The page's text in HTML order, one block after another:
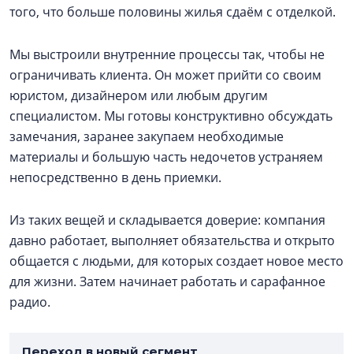
того, что больше половины жилья сдаём с отделкой.
Мы выстроили внутренние процессы так, чтобы не
ограничивать клиента. Он может прийти со своим
юристом, дизайнером или любым другим
специалистом. Мы готовы конструктивно обсуждать
замечания, заранее закупаем необходимые
материалы и большую часть недочетов устраняем
непосредственно в день приемки.
Из таких вещей и складывается доверие: компания
давно работает, выполняет обязательства и открыто
общается с людьми, для которых создает новое место
для жизни. Затем начинает работать и сарафанное
радио.